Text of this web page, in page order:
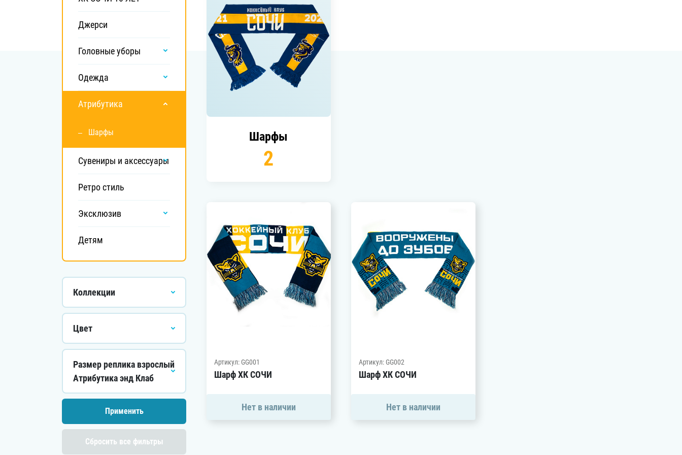
Локомотив
Шанхайские Драконы
Амур
Барыс
Салават Юлаев
Сибирь
Джерси
Головные уборы
Одежда
Атрибутика
Шарфы
Сувениры и аксессуары
Ретро стиль
Эксклюзив
Детям
Коллекции
Цвет
Размер реплика взрослый
Атрибутика энд Клаб
Сбросить все фильтры
шарфы
2
Артикул: GG001
Шарф ХК СОЧИ
Нет в наличии
Артикул: GG002
Шарф ХК СОЧИ
Нет в наличии